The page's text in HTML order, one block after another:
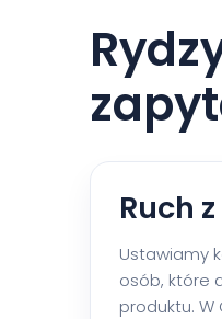
Ruch
Ustawiamy
osób, które
produktu.